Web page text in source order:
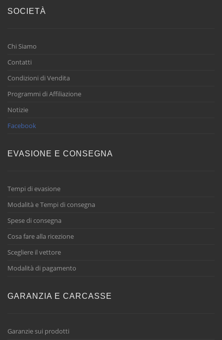
SOCIETÀ
Chi Siamo
Contatti
Condizioni di Vendita
Programmi di Affiliazione
Notizie
Facebook
EVASIONE E CONSEGNA
Tempi di evasione
Modalità e Tempi di consegna
Spese di consegna
Cosa fare alla ricezione
Scegliere il vettore
Modalità di pagamento
GARANZIA E CARCASSE
Garanzie sui prodotti